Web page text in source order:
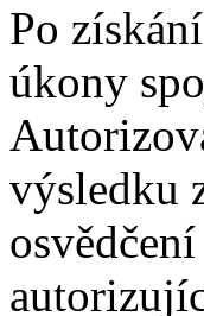
Po
úkony
výsledku